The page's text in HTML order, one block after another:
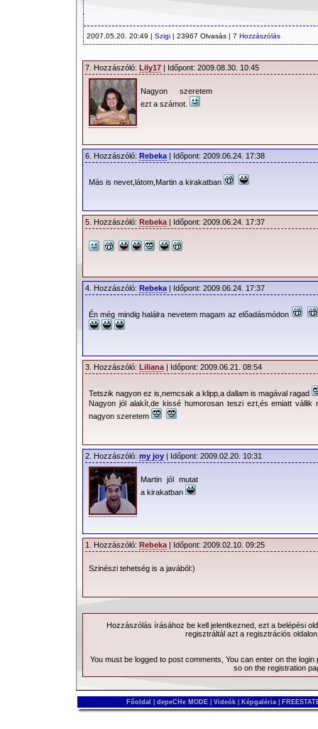
2007.05.20. 20:49 | Szigi | 23967 Olvasás | 7 Hozzászólás
7. Hozzászóló: Lily17 | Időpont: 2009.08.30. 10:45
Nagyon szeretem
ezt a számot.
6. Hozzászóló: Rebeka | Időpont: 2009.06.24. 17:38
Más is nevet,látom,Martin a kirakatban
5. Hozzászóló: Rebeka | Időpont: 2009.06.24. 17:37
4. Hozzászóló: Rebeka | Időpont: 2009.06.24. 17:37
Én még mindig halálra nevetem magam az előadásmódon
3. Hozzászóló: Liliana | Időpont: 2009.06.21. 08:54
Tetszik nagyon ez is,nemcsak a klipp,a dallam is magával ragad
Nagyon jól alakít,de kissé humorosan teszi ezt,és emiatt vállik
nagyon szeretem
2. Hozzászóló: my joy | Időpont: 2009.02.20. 10:31
Martin jól mutat
a kirakatban
1. Hozzászóló: Rebeka | Időpont: 2009.02.10. 09:25
Szinészi tehetség is a javából:)
Hozzászólás írásához be kell jelentkezned, ezt a belépési
regisztráltál azt a regisztrációs
You must be logged to post comments, You can enter on the login
so on the registration
Főoldal depeCHe MODE Videók Képgaléria